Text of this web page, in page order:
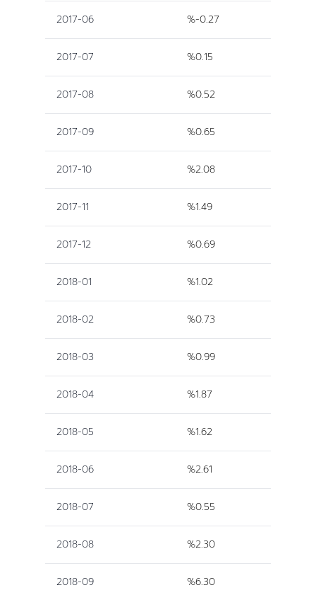
2017-06 %-0.27
2017-07 %0.15
2017-08 %0.52
2017-09 %0.65
2017-10 %2.08
2017-11 %1.49
2017-12 %0.69
2018-01 %1.02
2018-02 %0.73
2018-03 %0.99
2018-04 %1.87
2018-05 %1.62
2018-06 %2.61
2018-07 %0.55
2018-08 %2.30
2018-09 %6.30